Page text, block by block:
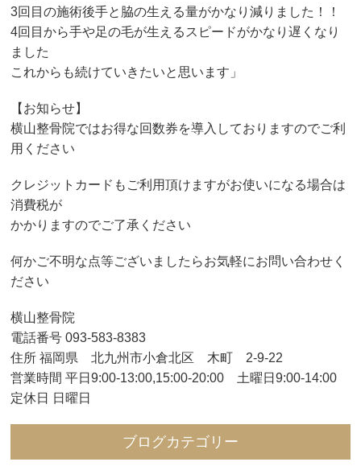
3回目の施術後手と脇の生える量がかなり減りました！！
4回目から手や足の毛が生えるスピードがかなり遅くなり
ました
これからも続けていきたいと思います」
【お知らせ】
横山整骨院ではお得な回数券を導入しておりますのでご利
用ください
クレジットカードもご利用頂けますがお使いになる場合は
消費税が
かかりますのでご了承ください
何かご不明な点等ございましたらお気軽にお問い合わせく
ださい
横山整骨院
電話番号 093-583-8383
住所 福岡県 北九州市小倉北区 木町 2-9-22
営業時間 平日9:00-13:00,15:00-20:00 土曜日9:00-14:00
定休日 日曜日
ブログカテゴリー